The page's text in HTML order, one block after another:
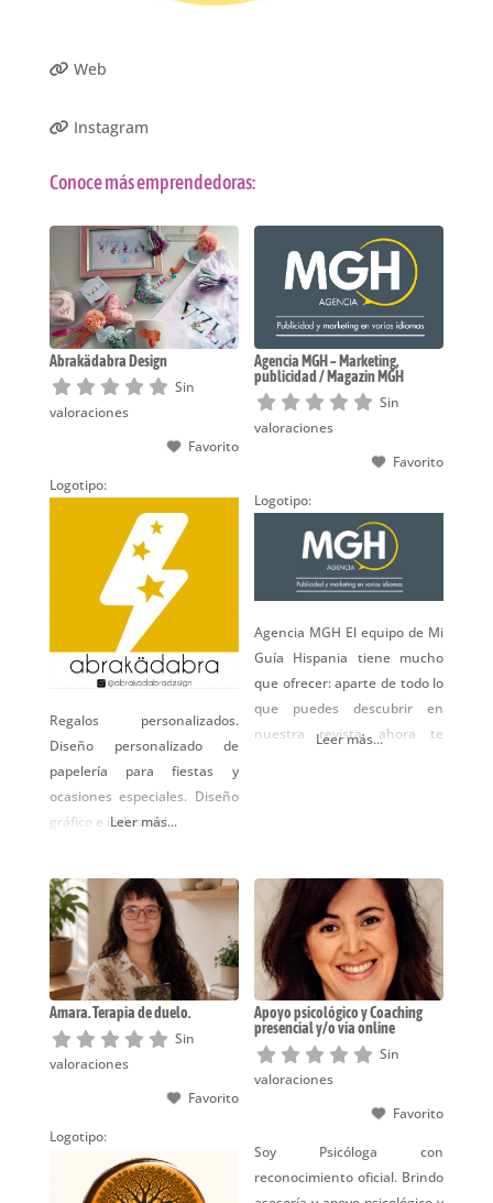
Web
Instagram
Conoce más emprendedoras:
Abrakädabra Design
Sin
valoraciones
Favorito
Logotipo:
Regalos personalizados.
Diseño personalizado de
papelería para fiestas y
ocasiones especiales. Diseño
gráfico e industrial.
Leer más...
Agencia MGH – Marketing,
publicidad / Magazin MGH
Sin
valoraciones
Favorito
Logotipo:
Agencia MGH El equipo de Mi
Guía Hispania tiene mucho
que ofrecer: aparte de todo lo
que puedes descubrir en
nuestra revista, ahora te
Diseño de logotipos o diseño
nuevo de tu imagen
corporativa Traducciones e
Interpretación simultánea y
consecutiva ES<>DE Diseño
comercial para menús
Leer más...
Amara. Terapia de duelo.
Sin
valoraciones
Favorito
Logotipo:
Apoyo psicológico y Coaching
presencial y/o vía online
Sin
valoraciones
Favorito
Soy Psicóloga con
reconocimiento oficial. Brindo